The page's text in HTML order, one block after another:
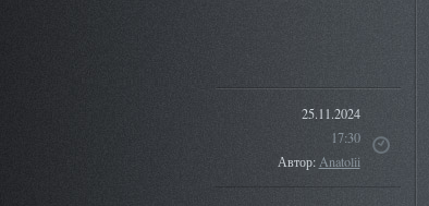
25.11.2024
17:30
Автор:Anatolii